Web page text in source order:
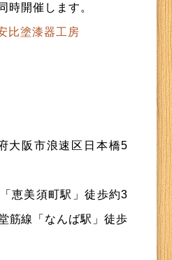
時開催します。
比塗漆器工房
大阪市浪速区日本橋5
恵美須町駅」徒歩約3
筋線「なんば駅」徒歩